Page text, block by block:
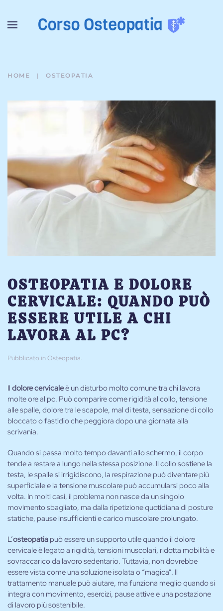
Passa al contenuto principale
HOME OSTEOPATIA
OSTEOPATIA E DOLORE
CERVICALE: QUANDO PUÒ
ESSERE UTILE A CHI
LAVORA AL PC?
Pubblicato inOsteopatia.
Il dolore cervicaleè un disturbo molto comune tra chi lavora
molte ore al pc. Può comparire come rigidità al collo, tensione
alle spalle, dolore tra le scapole, mal di testa, sensazione di collo
bloccato o fastidio che peggiora dopo una giornata alla
scrivania.
Quando si passa molto tempo davanti allo schermo, il corpo
tende a restare a lungo nella stessa posizione. Il collo sostiene la
testa, le spalle si irrigidiscono, la respirazione può diventare più
superficiale e la tensione muscolare può accumularsi poco alla
volta. In molti casi, il problema non nasce da un singolo
movimento sbagliato, ma dalla ripetizione quotidiana di posture
statiche, pause insufficienti e carico muscolare prolungato.
L’osteopatia può essere un supporto utile quando il dolore
cervicale è legato a rigidità, tensioni muscolari, ridotta mobilità e
sovraccarico da lavoro sedentario. Tuttavia, non dovrebbe
essere vista come una soluzione isolata o “magica”. Il
trattamento manuale può aiutare, ma funziona meglio quando si
integra con movimento, esercizi, pause attive e una postazione
di lavoro più sostenibile.